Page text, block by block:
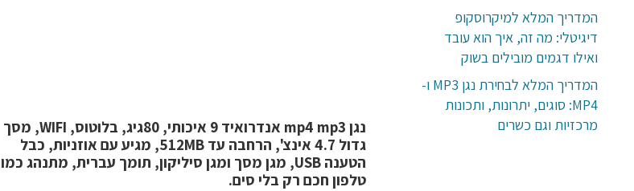
נגן mp4 mp3 אנדרואיד 9 איכותי, 80גיג, בלוטוס, WIFI, מסך
גדול 4.7 אינצ', הרחבה עד 512MB, מגיע עם אוזניות, כבל
הטענה USB, מגן מסך ומגן סיליקון, תומך עברית, מתנהג כמו
טלפון חכם רק בלי סים.
המדריך המלא למיקרוסקופ
דיגיטלי: מה זה, איך הוא עובד
ואילו דגמים מובילים בשוק
המדריך המלא לבחירת נגן MP3 ו-
MP4: סוגים, יתרונות, ותכונות
מרכזיות וגם כשרים